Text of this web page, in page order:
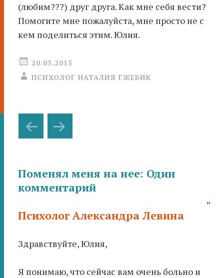
(любим???) друг друга. Как мне себя вести?
Помогите мне пожалуйста, мне просто не с
кем поделиться этим. Юлия.
20.05.2015
ПСИХОЛОГ НАТАЛИЯ ГЖЕБИК
Навигация
по
записям
Поменял меня на нее: Один
комментарий
Психолог Александра Левина
Здравствуйте, Юлия,
Я понимаю, что сейчас вам очень больно и